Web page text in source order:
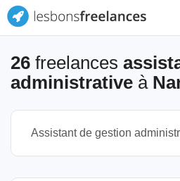
26 freelances
administrative à